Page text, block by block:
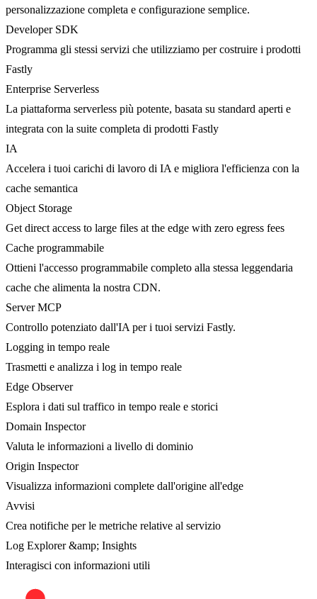
personalizzazione completa e configurazione semplice.
Developer SDK
Programma gli stessi servizi che utilizziamo per costruire i prodotti
Fastly
Enterprise Serverless
La piattaforma serverless più potente, basata su standard aperti e
integrata con la suite completa di prodotti Fastly
IA
Accelera i tuoi carichi di lavoro di IA e migliora l'efficienza con la
cache semantica
Object Storage
Get direct access to large files at the edge with zero egress fees
Cache programmabile
Ottieni l'accesso programmabile completo alla stessa leggendaria
cache che alimenta la nostra CDN.
Server MCP
Controllo potenziato dall'IA per i tuoi servizi Fastly.
Logging in tempo reale
Trasmetti e analizza i log in tempo reale
Edge Observer
Esplora i dati sul traffico in tempo reale e storici
Domain Inspector
Valuta le informazioni a livello di dominio
Origin Inspector
Visualizza informazioni complete dall'origine all'edge
Avvisi
Crea notifiche per le metriche relative al servizio
Log Explorer &amp; Insights
Interagisci con informazioni utili